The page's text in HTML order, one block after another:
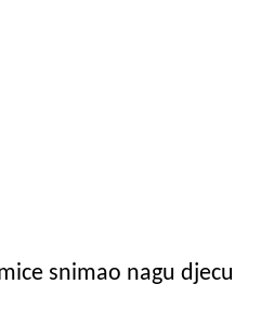
snimao nagu djecu